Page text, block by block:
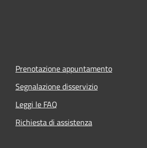
Prenotazione appuntamento
Segnalazione disservizio
Leggi le FAQ
Richiesta di assistenza